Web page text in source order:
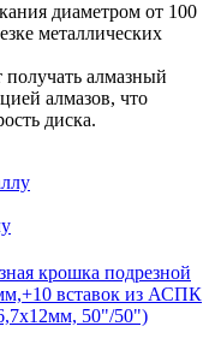
диаметром от 100
металлических
получать алмазный
алмазов, что
диска.